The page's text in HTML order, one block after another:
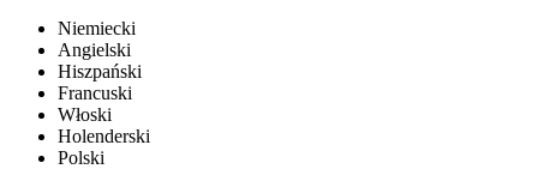
Niemiecki
Angielski
Hiszpański
Francuski
Włoski
Holenderski
Polski